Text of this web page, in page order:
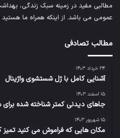
مطالبی مفید در زمینه سبک زندگی،
عمومی می باشد. از اینکه همراه ما هستید
مطالب تصادفی
۲۴ خرداد ۱۴۰۳
آشنایی کامل با ژل شستشوی واژینال
۱۵ اسفند ۱۴۰۳
جاهای دیدنی کمتر شناخته شده برای
۱۵ شهریور ۱۴۰۳
مکان هایی که فراموش می کنید تمیز